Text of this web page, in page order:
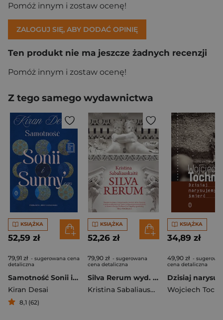
Pomóż innym i zostaw ocenę!
ZALOGUJ SIĘ, ABY DODAĆ OPINIĘ
Ten produkt nie ma jeszcze żadnych recenzji
Pomóż innym i zostaw ocenę!
Z tego samego wydawnictwa
KSIĄŻKA
52,59 zł
79,91 zł - sugerowana cena
detaliczna
Samotność Sonii i Sunny'ego
Kiran Desai
8,1 (62)
KSIĄŻKA
52,26 zł
79,90 zł - sugerowana
cena detaliczna
Silva Rerum wyd. 2026
Kristina Sabaliauskaitė
KSIĄŻKA
34,89 zł
49,90 zł -
cena detaliczna
Wojciech